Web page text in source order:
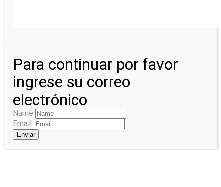
Para continuar por favor
ingrese su correo
electrónico
Name
Email
Enviar